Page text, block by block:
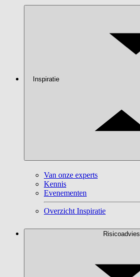
Inspiratie
Van onze experts
Kennis
Evenementen
Overzicht Inspiratie
Risicoadvies